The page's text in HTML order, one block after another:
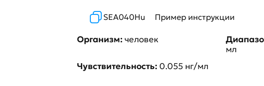
SEA040Hu Пример инструкции
Организм:человек
мл
Чувствительность: 0.055 нг/мл